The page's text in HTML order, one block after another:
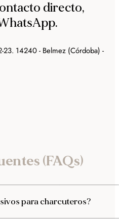
directo,
23. 14240 - Belmez (Córdoba) -
(FAQs)
para charcuteros?